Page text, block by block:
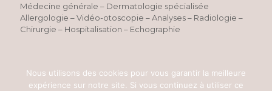
Médecine générale – Dermatologie spécialisée
Allergologie – Vidéo-otoscopie – Analyses – Radiologie –
Chirurgie – Hospitalisation – Echographie
Nous utilisons des cookies pour vous garantir la meilleure
expérience sur notre site. Si vous continuez à utiliser ce